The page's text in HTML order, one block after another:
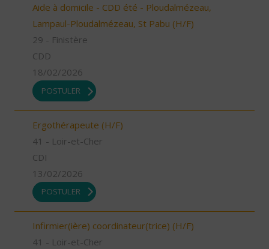
Aide à domicile - CDD été - Ploudalmézeau,
Lampaul-Ploudalmézeau, St Pabu (H/F)
29 - Finistère
CDD
18/02/2026
POSTULER
Ergothérapeute (H/F)
41 - Loir-et-Cher
CDI
13/02/2026
POSTULER
Infirmier(ière) coordinateur(trice) (H/F)
41 - Loir-et-Cher